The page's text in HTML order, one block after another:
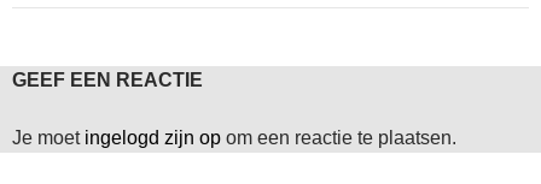
GEEF EEN REACTIE
Je moet ingelogd zijn op om een reactie te plaatsen.